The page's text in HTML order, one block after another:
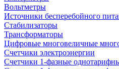
Вольтметры
Источники бесперебойного
Стабилизаторы
Трансформаторы
Цифровые многовеличные
Счетчики электроэнергии
Счетчики 1-фазные